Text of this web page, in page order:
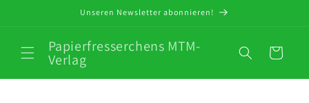
Unseren Newsletter abonnieren!
Papierfresserchens MTM-
Verlag Warenkorb